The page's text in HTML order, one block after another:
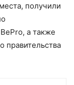
получили
а также
правительства